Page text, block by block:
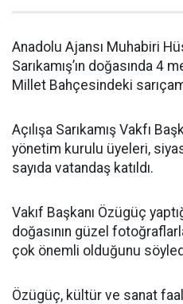
Anadolu Ajansı Muhabiri
Sarıkamış’ın doğasında
Millet Bahçesindeki
Açılışa Sarıkamış Vakfı
yönetim kurulu üyeleri,
sayıda vatandaş katıldı.
Vakıf Başkanı Özügüç
doğasının güzel
çok önemli olduğunu
Özügüç, kültür ve sanat